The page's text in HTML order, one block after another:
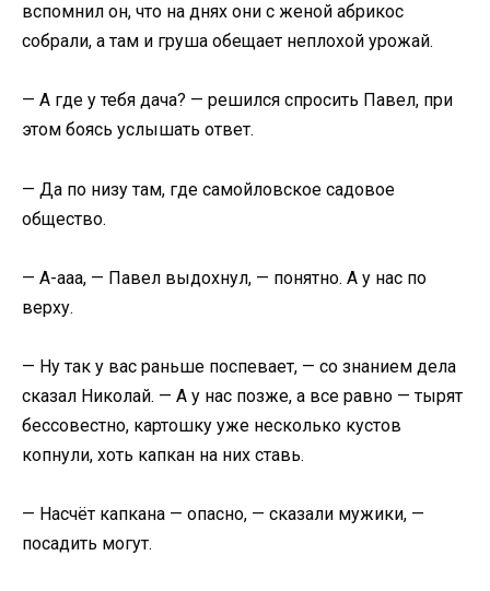
вспомнил он, что на днях они с женой абрикос
собрали, а там и груша обещает неплохой урожай.
— А где у тебя дача? — решился спросить Павел, при
этом боясь услышать ответ.
— Да по низу там, где самойловское садовое
общество.
— А-ааа, — Павел выдохнул, — понятно. А у нас по
верху.
— Ну так у вас раньше поспевает, — со знанием дела
сказал Николай. — А у нас позже, а все равно — тырят
бессовестно, картошку уже несколько кустов
копнули, хоть капкан на них ставь.
— Насчёт капкана — опасно, — сказали мужики, —
посадить могут.